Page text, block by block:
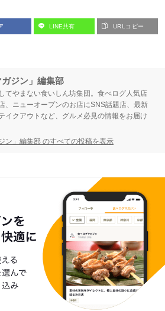
ジ ジ
LINE共有 URLコピー
ガジン」編集部
てやまない食いしん坊集団。食べログ人気店
、ニューオープンのお店にSNS話題店、最新
イクアウトなど、グルメ必見の情報をお届け
ン」編集部 のすべての投稿を表示